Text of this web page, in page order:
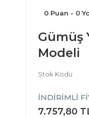
0 Puan - 0
Gümüş
Modeli
Stok Kodu
İNDİRİMLİ
7.757,80